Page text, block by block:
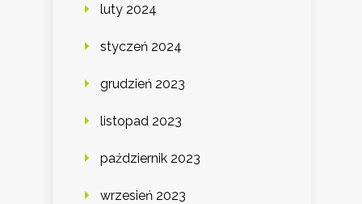
luty 2024
styczeń 2024
grudzień 2023
listopad 2023
październik 2023
wrzesień 2023